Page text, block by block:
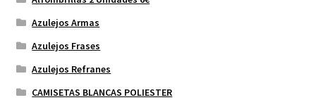
Azulejos Armas
Azulejos Frases
Azulejos Refranes
CAMISETAS BLANCAS POLIESTER